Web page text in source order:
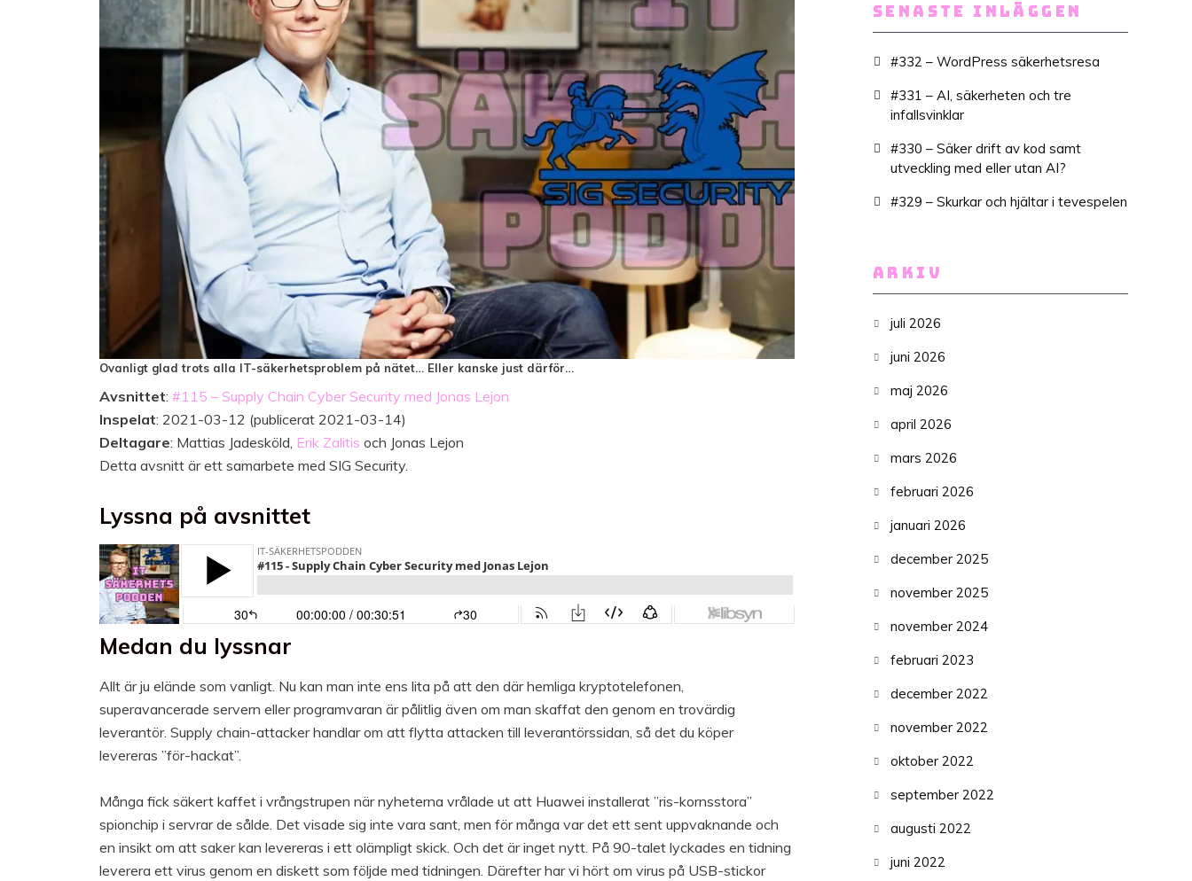
Ovanligt glad trots alla IT-säkerhetsproblem på nätet… Eller kanske just därför…
Avsnittet: #115 – Supply Chain Cyber Security med Jonas Lejon
Inspelat: 2021-03-12 (publicerat 2021-03-14)
Deltagare: Mattias Jadesköld, Erik Zalitis och Jonas Lejon
Detta avsnitt är ett samarbete med SIG Security.
Lyssna på avsnittet
Medan du lyssnar
Allt är ju elände som vanligt. Nu kan man inte ens lita på att den där hemliga kryptotelefonen,
superavancerade servern eller programvaran är pålitlig även om man skaffat den genom en trovärdig
leverantör. Supply chain-attacker handlar om att flytta attacken till leverantörssidan, så det du köper
levereras ”för-hackat”.
Många fick säkert kaffet i vrångstrupen när nyheterna vrålade ut att Huawei installerat ”ris-kornsstora”
spionchip i servrar de sålde. Det visade sig inte vara sant, men för många var det ett sent uppvaknande och
en insikt om att saker kan levereras i ett olämpligt skick. Och det är inget nytt. På 90-talet lyckades en tidning
leverera ett virus genom en diskett som följde med tidningen. Därefter har vi hört om virus på USB-stickor
SENASTE INLÄGGEN
#332 – WordPress säkerhetsresa
#331 – AI, säkerheten och tre
infallsvinklar
#330 – Säker drift av kod samt
utveckling med eller utan AI?
#329 – Skurkar och hjältar i tevespelen
ARKIV
juli 2026
juni 2026
maj 2026
april 2026
mars 2026
februari 2026
januari 2026
december 2025
november 2025
november 2024
februari 2023
december 2022
november 2022
oktober 2022
september 2022
augusti 2022
juni 2022